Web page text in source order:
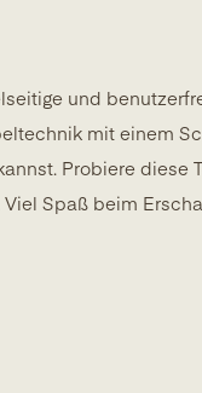
und
mit einem
Probiere diese
Viel Spaß beim